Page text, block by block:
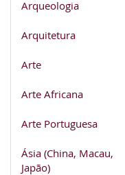
Arqueologia
Arquitetura
Arte
Arte Africana
Arte Portuguesa
Ásia (China, Macau,
Japão)